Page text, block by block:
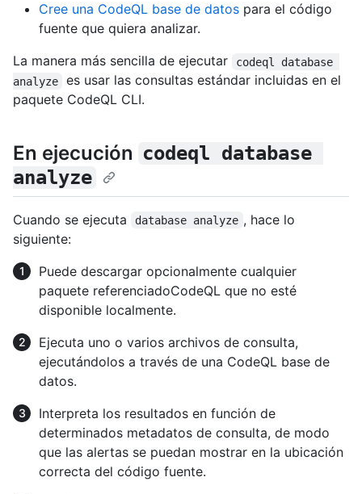
Cree una CodeQL base de datos para el código
fuente que quiera analizar.
La manera más sencilla de ejecutar
codeql database
analyze
es usar las consultas estándar incluidas en el
paquete CodeQL CLI.
En ejecución codeql database
analyze
Cuando se ejecuta database analyze , hace lo
siguiente:
Puede descargar opcionalmente cualquier
paquete referenciadoCodeQL que no esté
disponible localmente.
Ejecuta uno o varios archivos de consulta,
ejecutándolos a través de una CodeQL base de
datos.
Interpreta los resultados en función de
determinados metadatos de consulta, de modo
que las alertas se puedan mostrar en la ubicación
correcta del código fuente.